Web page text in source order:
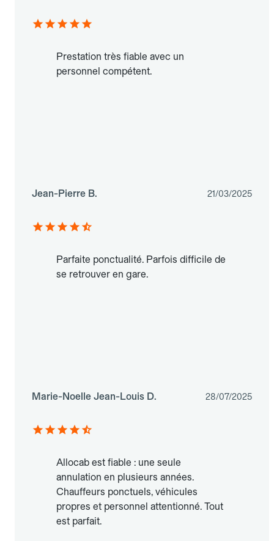
Prestation très fiable avec un
personnel compétent.
Jean-Pierre B. 21/03/2025
Parfaite ponctualité. Parfois difficile de
se retrouver en gare.
Marie-Noelle Jean-Louis D. 28/07/2025
Allocab est fiable : une seule
annulation en plusieurs années.
Chauffeurs ponctuels, véhicules
propres et personnel attentionné. Tout
est parfait.